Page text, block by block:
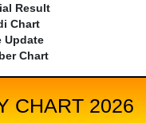
Result
Chart
Update
Chart
CHART 2026